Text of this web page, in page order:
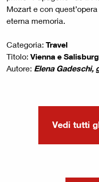
Mozart e con
eterna memoria.
Categoria: Travel
Titolo: Vienna e
Autore: Elena Gadeschi,
Vedi tutti